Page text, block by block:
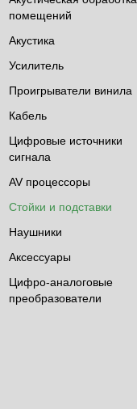
помещений
Акустика
Усилитель
Проигрыватели винила
Кабель
Цифровые источники
сигнала
AV процессоры
Стойки и подставки
Наушники
Аксессуары
Цифро-аналоговые
преобразователи